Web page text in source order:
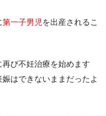
第一子男児を出産されるこ
び不妊治療を始めます
はできないままだったよ